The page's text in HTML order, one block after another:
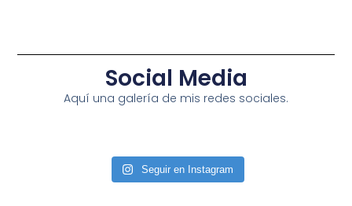
Social Media
Aquí una galería de mis redes sociales.
Seguir en Instagram